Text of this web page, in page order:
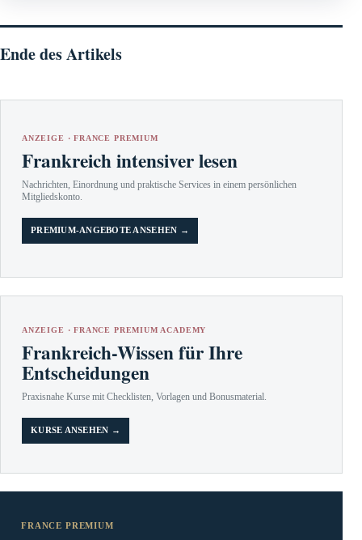
Ende des Artikels
ANZEIGE · FRANCE PREMIUM
Frankreich intensiver lesen
Nachrichten, Einordnung und praktische Services in einem persönlichen
Mitgliedskonto.
PREMIUM-ANGEBOTE ANSEHEN →
ANZEIGE · FRANCE PREMIUM ACADEMY
Frankreich-Wissen für Ihre
Entscheidungen
Praxisnahe Kurse mit Checklisten, Vorlagen und Bonusmaterial.
KURSE ANSEHEN →
FRANCE PREMIUM